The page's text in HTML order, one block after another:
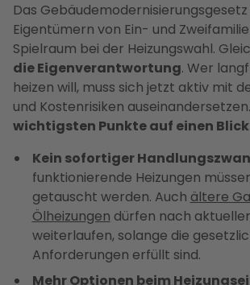
Das
Eigentümern von Ein- und
Spielraum bei der Heizungswahl.
die Eigenverantwortung. Wer
heizen will, muss sich jetzt aktiv mit
und Kostenrisiken auseinandersetzen.
wichtigsten Punkte auf einen
Kein sofortiger
funktionierende Heizungen
getauscht werden. Auch ältere
Ölheizungen dürfen nach
weiterlaufen, solange die
Anforderungen erfüllt sind.
Mehr Optionen beim